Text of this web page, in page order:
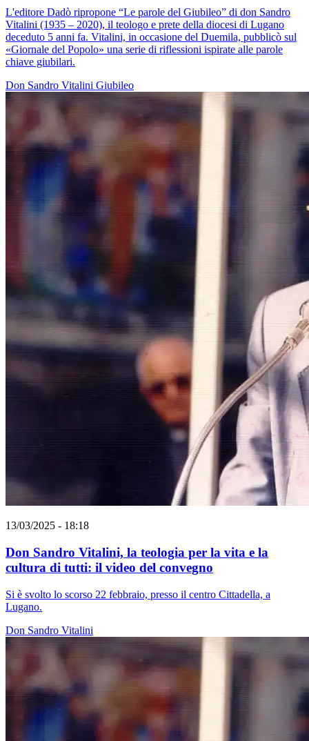
L'editore Dadò ripropone “Le parole del Giubileo” di don Sandro
Vitalini (1935 – 2020), il teologo e prete della diocesi di Lugano
deceduto 5 anni fa. Vitalini, in occasione del Duemila, pubblicò sul
«Giornale del Popolo» una serie di riflessioni ispirate alle parole
chiave giubilari.
Don Sandro Vitalini Giubileo
13/03/2025 - 18:18
Don Sandro Vitalini, la teologia per la vita e la
cultura di tutti: il video del convegno
Si è svolto lo scorso 22 febbraio, presso il centro Cittadella, a
Lugano.
Don Sandro Vitalini